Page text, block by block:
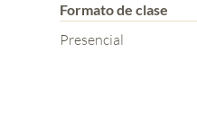
Formato de clase
Presencial